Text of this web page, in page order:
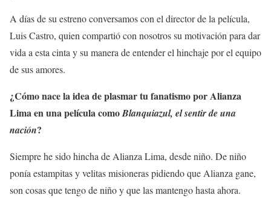
A días de su estreno conversamos con el director de la película,
Luis Castro, quien compartió con nosotros su motivación para dar
vida a esta cinta y su manera de entender el hinchaje por el equipo
de sus amores.
¿Cómo nace la idea de plasmar tu fanatismo por Alianza
Lima en una película comoBlanquiazul, el sentir de una
nación?
Siempre he sido hincha de Alianza Lima, desde niño. De niño
ponía estampitas y velitas misioneras pidiendo que Alianza gane,
son cosas que tengo de niño y que las mantengo hasta ahora.